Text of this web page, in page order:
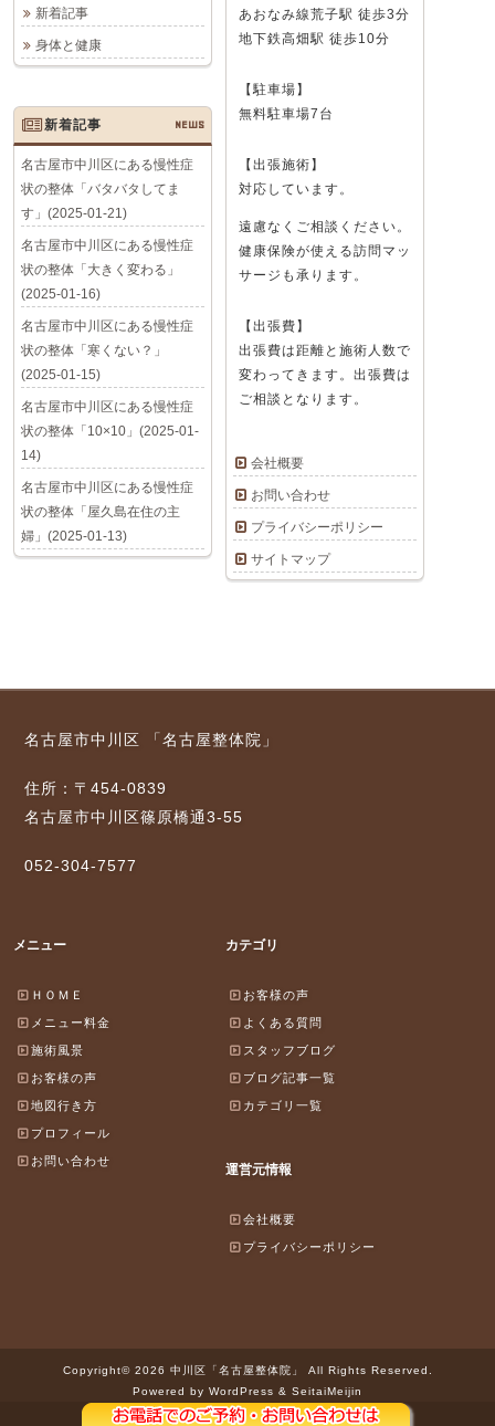
あおなみ線荒子駅 徒歩3分
地下鉄高畑駅 徒歩10分
【駐車場】
無料駐車場7台
【出張施術】
対応しています。
遠慮なくご相談ください。
健康保険が使える訪問マッ
サージも承ります。
【出張費】
出張費は距離と施術人数で
変わってきます。出張費は
ご相談となります。
会社概要
お問い合わせ
プライバシーポリシー
サイトマップ
新着記事
身体と健康
新着記事 NEWS
名古屋市中川区にある慢性症
状の整体「バタバタしてま
す」(2025-01-21)
名古屋市中川区にある慢性症
状の整体「大きく変わる」
(2025-01-16)
名古屋市中川区にある慢性症
状の整体「寒くない？」
(2025-01-15)
名古屋市中川区にある慢性症
状の整体「10×10」(2025-01-
14)
名古屋市中川区にある慢性症
状の整体「屋久島在住の主
婦」(2025-01-13)
名古屋市中川区 「名古屋整体院」
住所：〒454-0839
名古屋市中川区篠原橋通3-55
052-304-7577
メニュー
ＨＯＭＥ
メニュー料金
施術風景
お客様の声
地図行き方
プロフィール
お問い合わせ
カテゴリ
お客様の声
よくある質問
スタッフブログ
ブログ記事一覧
カテゴリ一覧
運営元情報
会社概要
プライバシーポリシー
Copyright© 2026 中川区「名古屋整体院」 All Rights Reserved.
Powered by WordPress & SeitaiMeijin